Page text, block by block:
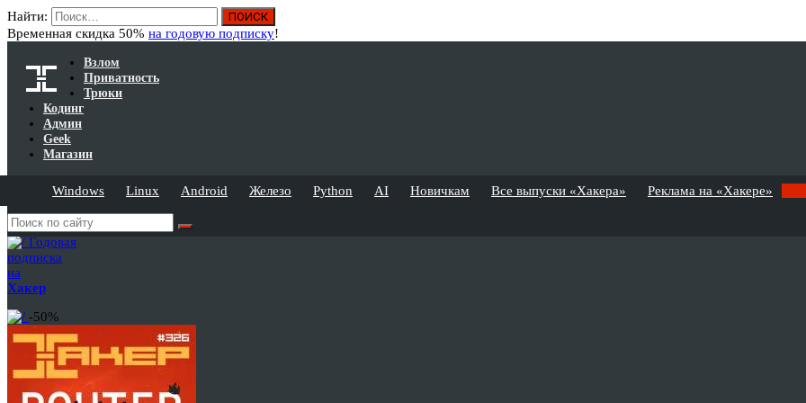
Найти:
Временная скидка 50% на годовую подписку!
Взлом
Приватность
Трюки
Кодинг
Админ
Geek
Магазин
Windows Linux Android Железо Python AI Новичкам Все выпуски «Хакера» Реклама на «Хакере»
Годовая
подписка
на
Хакер
-50%